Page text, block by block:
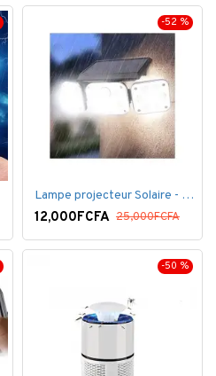
-52 %
Lampe projecteur Solaire - Détecteur de mouvement - Intelligente 3 Face
12,000FCFA 25,000FCFA
-50 %